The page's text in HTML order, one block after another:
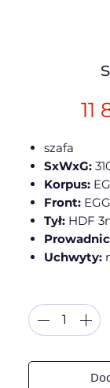
11
szafa
SxWxG:
Korpus:
Front:
Tył: HDF
Uchwyty: